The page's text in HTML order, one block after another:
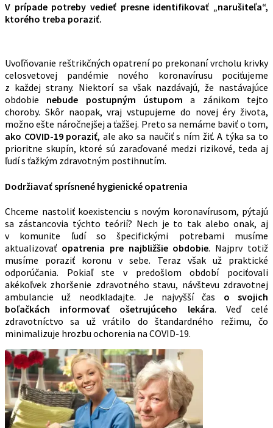
V prípade potreby vedieť presne identifikovať „narušiteľa“,
ktorého treba poraziť.
Uvoľňovanie reštrikčných opatrení po prekonaní vrcholu krivky
celosvetovej pandémie nového koronavírusu pociťujeme
z každej strany. Niektorí sa však nazdávajú, že nastávajúce
obdobie nebude postupným ústupom a zánikom tejto
choroby. Skôr naopak, vraj vstupujeme do novej éry života,
možno ešte náročnejšej a ťažšej. Preto sa nemáme baviť o tom,
ako COVID-19 poraziť, ale ako sa naučiť s ním žiť. A týka sa to
prioritne skupín, ktoré sú zaraďované medzi rizikové, teda aj
ľudí s ťažkým zdravotným postihnutím.
Dodržiavať sprísnené hygienické opatrenia
Chceme nastoliť koexistenciu s novým koronavírusom, pýtajú
sa zástancovia týchto teórií? Nech je to tak alebo onak, aj
v komunite ľudí so špecifickými potrebami musíme
aktualizovať opatrenia pre najbližšie obdobie. Najprv totiž
musíme poraziť koronu v sebe. Teraz však už praktické
odporúčania. Pokiaľ ste v predošlom období pociťovali
akékoľvek zhoršenie zdravotného stavu, návštevu zdravotnej
ambulancie už neodkladajte. Je najvyšší čas o svojich
boľačkách informovať ošetrujúceho lekára. Veď celé
zdravotníctvo sa už vrátilo do štandardného režimu, čo
minimalizuje hrozbu ochorenia na COVID-19.